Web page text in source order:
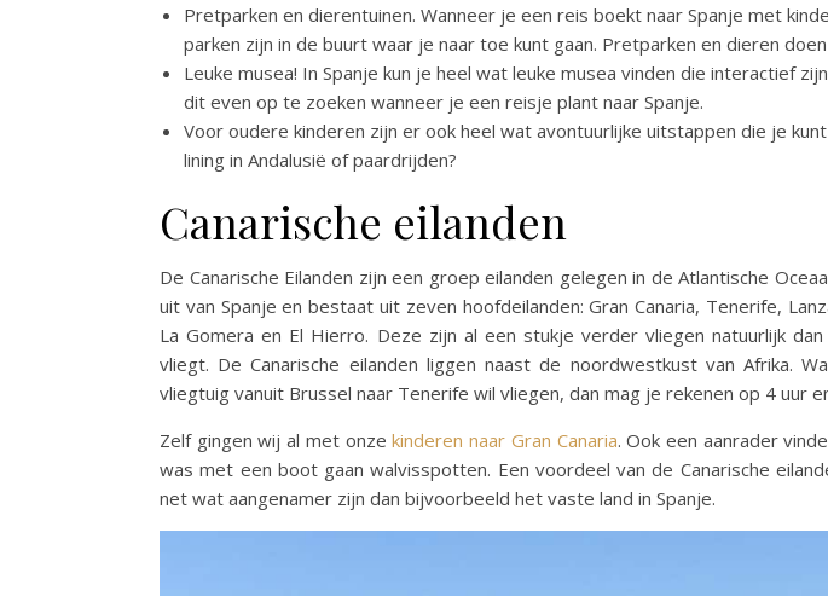
Pretparken en dierentuinen. Wanneer je een reis boekt naar Spanje met
parken zijn in de buurt waar je naar toe kunt gaan. Pretparken en dieren
Leuke musea! In Spanje kun je heel wat leuke musea vinden die interactief
dit even op te zoeken wanneer je een reisje plant naar Spanje.
Voor oudere kinderen zijn er ook heel wat avontuurlijke uitstappen die je
lining in Andalusië of paardrijden?
Canarische eilanden
De Canarische Eilanden zijn een groep eilanden gelegen in de Atlantische
uit van Spanje en bestaat uit zeven hoofdeilanden: Gran Canaria, Tenerife,
La Gomera en El Hierro. Deze zijn al een stukje verder vliegen natuurlijk
vliegt. De Canarische eilanden liggen naast de noordwestkust van Afrika.
vliegtuig vanuit Brussel naar Tenerife wil vliegen, dan mag je rekenen op 4 uur
Zelf gingen wij al met onzekinderen naar Gran Canaria. Ook een aanrader
was met een boot gaan walvisspotten. Een voordeel van de Canarische
net wat aangenamer zijn dan bijvoorbeeld het vaste land in Spanje.